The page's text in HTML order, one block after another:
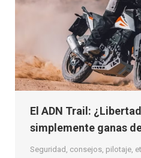
El ADN Trail:
simplemente ganas
Seguridad, consejos, pilotaje,